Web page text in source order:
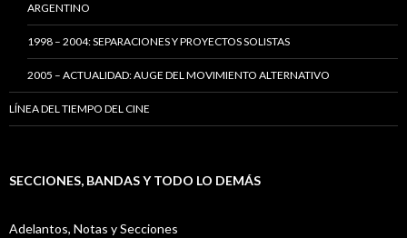
ARGENTINO
1998 – 2004: SEPARACIONES Y PROYECTOS SOLISTAS
2005 – ACTUALIDAD: AUGE DEL MOVIMIENTO ALTERNATIVO
LÍNEA DEL TIEMPO DEL CINE
SECCIONES, BANDAS Y TODO LO DEMÁS
Adelantos, Notas y Secciones